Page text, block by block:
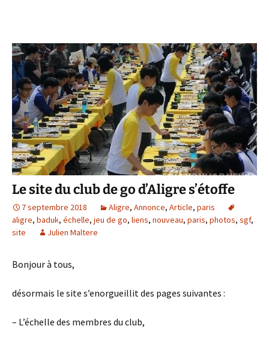
Le site du club de go d’Aligre s’étoffe
7 septembre 2018 Aligre, Annonce, Article, paris
aligre, baduk, échelle, jeu de go, liens, nouveau, paris, photos, sgf,
site
Julien Maltere
Bonjour à tous,
désormais le site s’enorgueillit des pages suivantes :
– L’échelle des membres du club,